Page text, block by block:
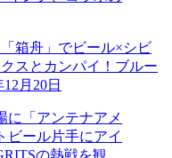
箱舟」でビール×シビ
スとカンパイ！ブルー
12月20日